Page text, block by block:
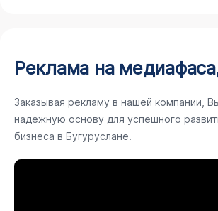
Реклама на
Заказывая рекламу в нашей компании,
надежную основу для успешного
бизнеса в Бугуруслане.